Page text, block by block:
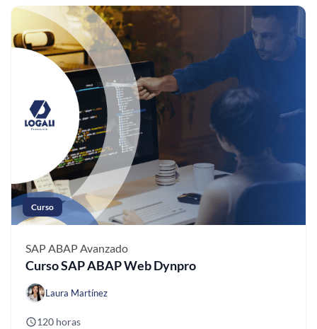
Curso
SAP ABAP Avanzado
Curso SAP ABAP Web Dynpro
Laura Martínez
120 horas